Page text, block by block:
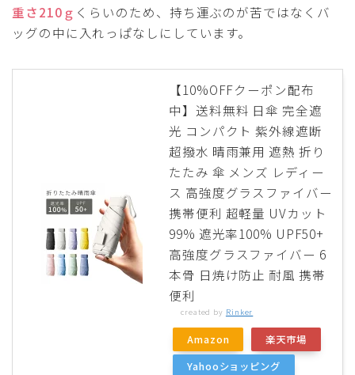
重さ210ｇ くらいのため、持ち運ぶのが苦ではなくバ
ッグの中に入れっぱなしにしています。
【10%OFFクーポン配布
中】送料無料 日傘 完全遮
光 コンパクト 紫外線遮断
超撥水 晴雨兼用 遮熱 折り
たたみ 傘 メンズ レディー
ス 高強度グラスファイバー
携帯便利 超軽量 UVカット
99% 遮光率100% UPF50+
高強度グラスファイバー 6
本骨 日焼け防止 耐風 携帯
便利
created by Rinker
Amazon
楽天市場
Yahooショッピング